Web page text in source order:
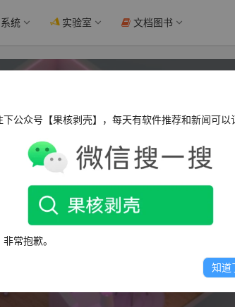
系统 实验室 文档图书
Emic
公众号【果核剥壳】，每天有软件推荐和新闻可以
常抱歉。
知道